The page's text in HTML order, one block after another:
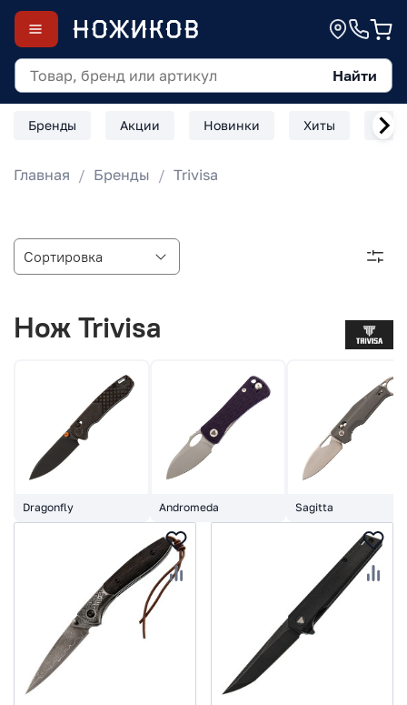
Найти
Бренды Акции Новинки Хиты
Главная Бренды Trivisa
Нож Trivisa
Dragonfly Andromeda Sagitta